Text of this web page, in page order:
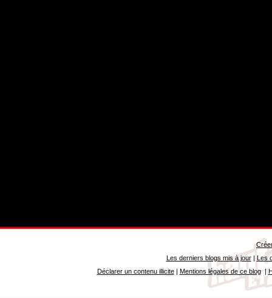
Les derniers blogs mis à jour| Les
Déclarer un contenu illicite| Mentions légales de ce blog|